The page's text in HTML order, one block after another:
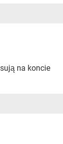
na koncie